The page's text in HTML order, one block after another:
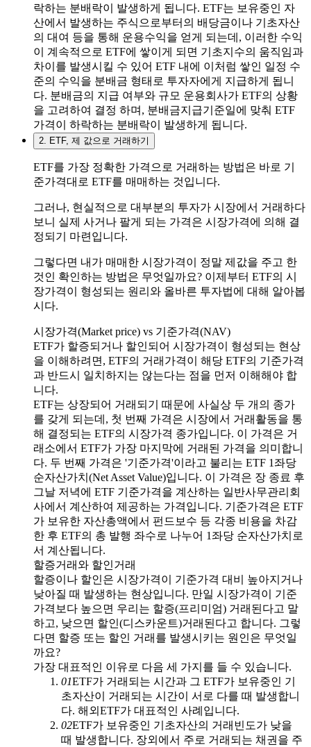
락하는 분배락이 발생하게 됩니다. ETF는 보유중인 자
산에서 발생하는 주식으로부터의 배당금이나 기초자산
의 대여 등을 통해 운용수익을 얻게 되는데, 이러한 수익
이 계속적으로 ETF에 쌓이게 되면 기초지수의 움직임과
차이를 발생시킬 수 있어 ETF 내에 이처럼 쌓인 일정 수
준의 수익을 분배금 형태로 투자자에게 지급하게 됩니
다. 분배금의 지급 여부와 규모 운용회사가 ETF의 상황
을 고려하여 결정 하며, 분배금지급기준일에 맞춰 ETF
가격이 하락하는 분배락이 발생하게 됩니다.
2. ETF, 제 값으로 거래하기
ETF를 가장 정확한 가격으로 거래하는 방법은 바로 기
준가격대로 ETF를 매매하는 것입니다.
그러나, 현실적으로 대부분의 투자가 시장에서 거래하다
보니 실제 사거나 팔게 되는 가격은 시장가격에 의해 결
정되기 마련입니다.
그렇다면 내가 매매한 시장가격이 정말 제값을 주고 한
것인 확인하는 방법은 무엇일까요? 이제부터 ETF의 시
장가격이 형성되는 원리와 올바른 투자법에 대해 알아봅
시다.
시장가격(Market price) vs 기준가격(NAV)
ETF가 할증되거나 할인되어 시장가격이 형성되는 현상
을 이해하려면, ETF의 거래가격이 해당 ETF의 기준가격
과 반드시 일치하지는 않는다는 점을 먼저 이해해야 합
니다.
ETF는 상장되어 거래되기 때문에 사실상 두 개의 종가
를 갖게 되는데, 첫 번째 가격은 시장에서 거래활동을 통
해 결정되는 ETF의 시장가격 종가입니다. 이 가격은 거
래소에서 ETF가 가장 마지막에 거래된 가격을 의미합니
다. 두 번째 가격은 '기준가격'이라고 불리는 ETF 1좌당
순자산가치(Net Asset Value)입니다. 이 가격은 장 종료 후
그날 저녁에 ETF 기준가격을 계산하는 일반사무관리회
사에서 계산하여 제공하는 가격입니다. 기준가격은 ETF
가 보유한 자산총액에서 펀드보수 등 각종 비용을 차감
한 후 ETF의 총 발행 좌수로 나누어 1좌당 순자산가치로
서 계산됩니다.
할증거래와 할인거래
할증이나 할인은 시장가격이 기준가격 대비 높아지거나
낮아질 때 발생하는 현상입니다. 만일 시장가격이 기준
가격보다 높으면 우리는 할증(프리미엄) 거래된다고 말
하고, 낮으면 할인(디스카운트)거래된다고 합니다. 그렇
다면 할증 또는 할인 거래를 발생시키는 원인은 무엇일
까요?
가장 대표적인 이유로 다음 세 가지를 들 수 있습니다.
01ETF가 거래되는 시간과 그 ETF가 보유중인 기
초자산이 거래되는 시간이 서로 다를 때 발생합니
다. 해외ETF가 대표적인 사례입니다.
02ETF가 보유중인 기초자산의 거래빈도가 낮을
때 발생합니다. 장외에서 주로 거래되는 채권을 주